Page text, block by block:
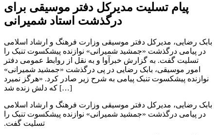
پیام تسلیت مدیرکل دفتر موسیقی برای
درگذشت استاد شمیرانی
بابک رضایی، مدیرکل دفتر موسیقی وزارت فرهنگ و ارشاد اسلامی
در پیامی درگذشت «جمشید شمیرانی» نوازنده پیشکسوت تنبک را
تسلیت گفت. به گزارش خبرآوا و به نقل از روابط عمومی دفتر
امور موسیقی، بابک رضایی در پی درگذشت «جمشید شمیرانی»
نوازنده پیشکسوت تنبک پیامی به شرح زیر صادر کرد. «هرگز نمیرد
که دلش زنده شد […]
بابک رضایی، مدیرکل دفتر موسیقی وزارت فرهنگ و ارشاد اسلامی
در پیامی درگذشت «جمشید شمیرانی» نوازنده پیشکسوت تنبک را
تسلیت گفت.